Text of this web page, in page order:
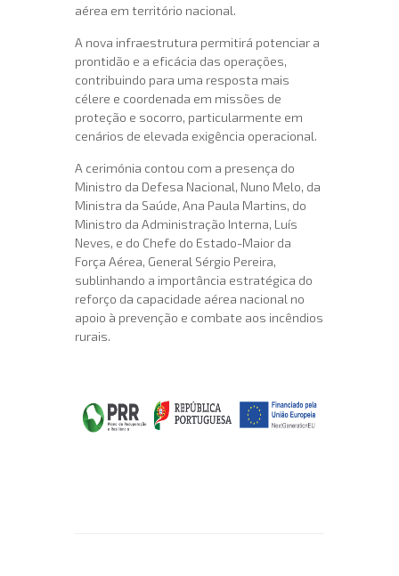
aérea em território nacional.
A nova infraestrutura permitirá potenciar a
prontidão e a eficácia das operações,
contribuindo para uma resposta mais
célere e coordenada em missões de
proteção e socorro, particularmente em
cenários de elevada exigência operacional.
A cerimónia contou com a presença do
Ministro da Defesa Nacional, Nuno Melo, da
Ministra da Saúde, Ana Paula Martins, do
Ministro da Administração Interna, Luís
Neves, e do Chefe do Estado-Maior da
Força Aérea, General Sérgio Pereira,
sublinhando a importância estratégica do
reforço da capacidade aérea nacional no
apoio à prevenção e combate aos incêndios
rurais.